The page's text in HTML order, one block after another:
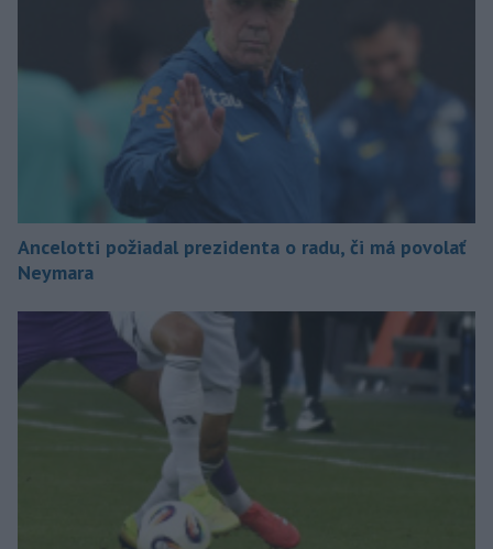
Ancelotti požiadal prezidenta o radu, či má povolať
Neymara